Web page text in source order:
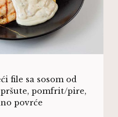
file sa sosom od
pomfrit/pire,
povrće